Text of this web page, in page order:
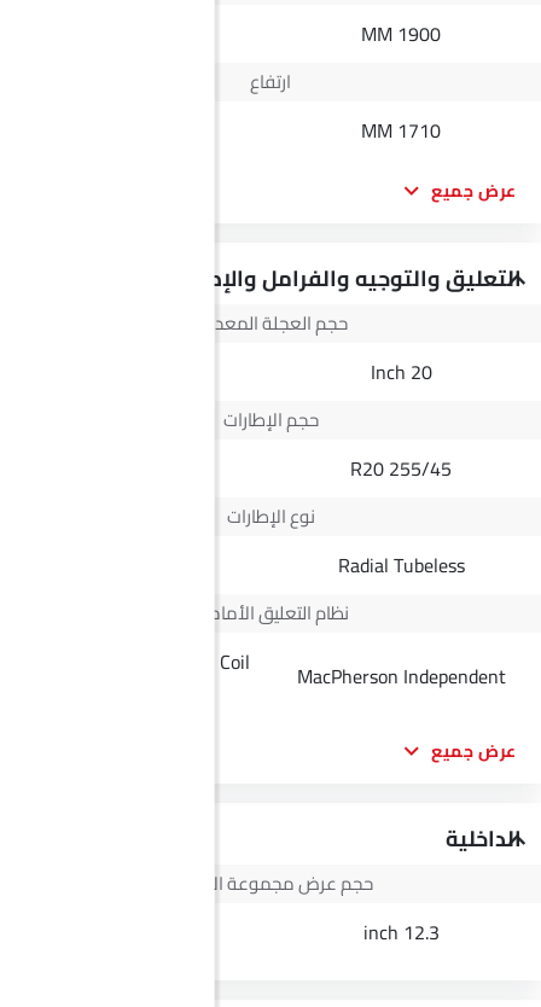
1900 MM
ارتفاع
1710 MM
عرض جميع
التعليق والتوجيه والفرامل والإطارات
حجم العجلة المعدنية
20 Inch
حجم الإطارات
255/45 R20
نوع الإطارات
Radial Tubeless
نظام التعليق الأمامي
MacPherson Independent
Double Wishbone with Coil
عرض جميع
الداخلية
حجم عرض مجموعة الأجهزة
12.3 inch